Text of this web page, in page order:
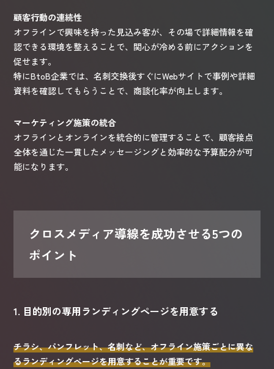
顧客行動の連続性
オフラインで興味を持った見込み客が、その場で詳細情報を確
認できる環境を整えることで、関心が冷める前にアクションを
促せます。
特にBtoB企業では、名刺交換後すぐにWebサイトで事例や詳細
資料を確認してもらうことで、商談化率が向上します。
マーケティング施策の統合
オフラインとオンラインを統合的に管理することで、顧客接点
全体を通じた一貫したメッセージングと効率的な予算配分が可
能になります。
クロスメディア導線を成功させる5つの
ポイント
1. 目的別の専用ランディングページを用意する
チラシ、パンフレット、名刺など、オフライン施策ごとに異な
るランディングページを用意することが重要です。